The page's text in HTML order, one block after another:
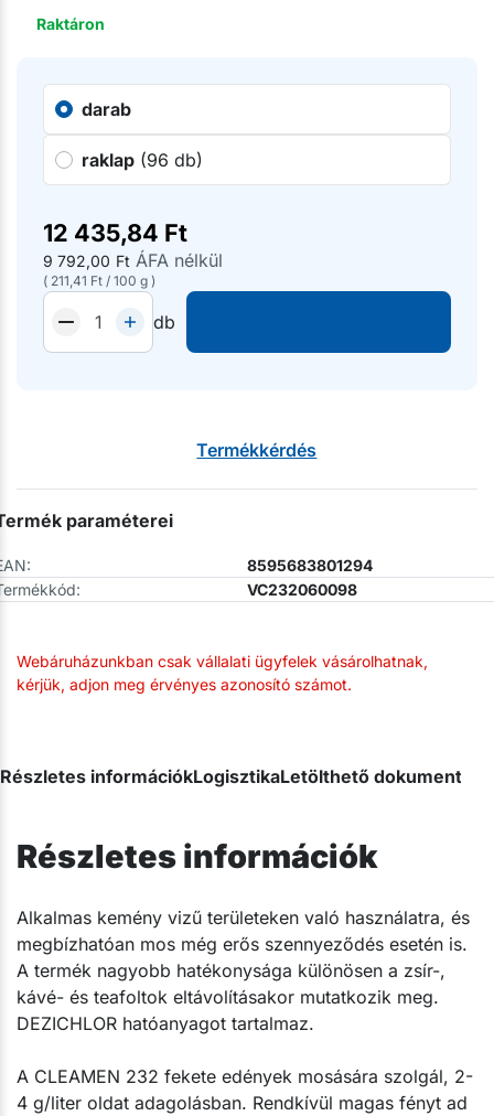
Raktáron
darab
raklap (96 db)
12 435,84 Ft
9 792,00 Ft ÁFA nélkül
( 211,41 Ft / 100 g )
db
Webáruházunkban csak vállalati ügyfelek vásárolhatnak,
kérjük, adjon meg érvényes azonosító számot.
Termékkérdés
paraméterei
8595683801294
VC232060098
Részletes információkLogisztikaLetölthető
Részletes információk
Alkalmas kemény vizű területeken való használatra, és
megbízhatóan mos még erős szennyeződés esetén is.
A termék nagyobb hatékonysága különösen a zsír-,
kávé- és teafoltok eltávolításakor mutatkozik meg.
DEZICHLOR hatóanyagot tartalmaz.
A CLEAMEN 232 fekete edények mosására szolgál, 2-
4 g/liter oldat adagolásban. Rendkívül magas fényt ad